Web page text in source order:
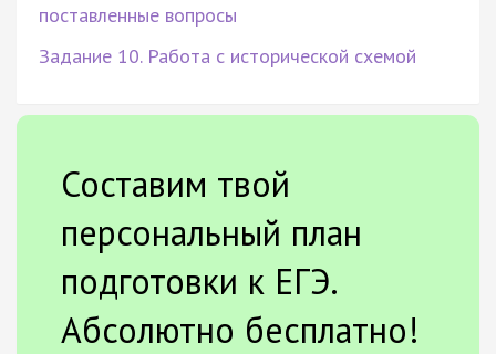
поставленные вопросы
Задание 10. Работа с исторической схемой
Составим твой
персональный план
подготовки к ЕГЭ.
Абсолютно бесплатно!